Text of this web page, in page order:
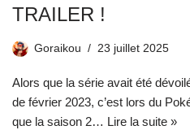
TRAILER !
Goraikou 23 juillet 2025
Alors que la série avait été
de février 2023, c’est lors du
que la saison 2… Lire la suite »